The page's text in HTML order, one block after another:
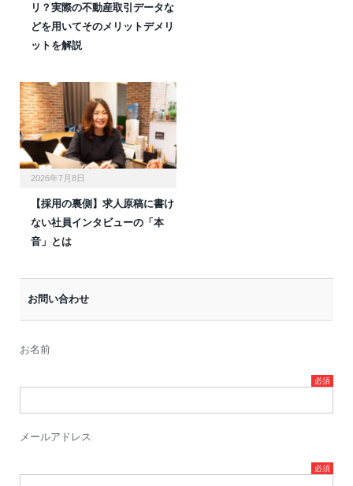
リ？実際の不動産取引データな
どを用いてそのメリットデメリ
ットを解説
2026年7月8日
【採用の裏側】求人原稿に書け
ない社員インタビューの「本
音」とは
お問い合わせ
お名前
メールアドレス